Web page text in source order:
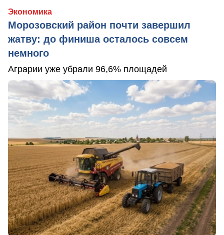
Экономика
Морозовский район почти завершил
жатву: до финиша осталось совсем
немного
Аграрии уже убрали 96,6% площадей